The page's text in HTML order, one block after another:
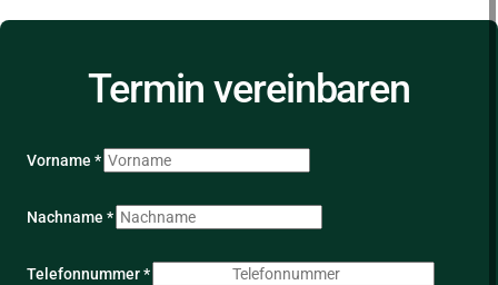
Termin vereinbaren
Vorname *
Nachname *
Telefonnummer *